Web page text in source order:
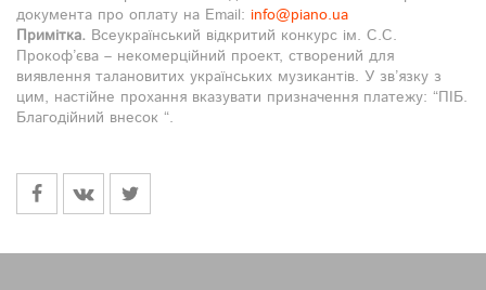
документа про оплату на Email: info@piano.ua
Примітка. Всеукраїнський відкритий конкурс ім. С.С.
Прокоф’єва – некомерційний проект, створений для
виявлення талановитих українських музикантів. У зв’язку з
цим, настійне прохання вказувати призначення платежу: “ПІБ.
Благодійний внесок “.